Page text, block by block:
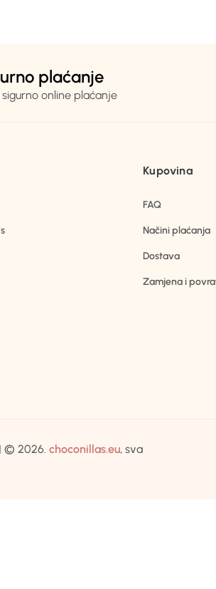
plaćanje
sigurno online plaćanje
Kupovina
FAQ
Načini plaćanja
Dostava
Zamjena i
© 2026. choconillas.eu, sva